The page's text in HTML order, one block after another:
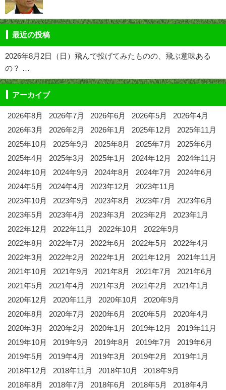
最近の投稿
2026年8月2日（日）飛んで投げてみたものの、飛ぶ意味ある
の？ …
アーカイブ
2026年8月 2026年7月 2026年6月 2026年5月
2026年4月
2026年3月
2026年2月 2026年1月 2025年12月
2025年11月
2025年10月
2025年9月 2025年8月 2025年7月
2025年6月
2025年4月
2025年3月 2025年1月 2024年12月
2024年11月
2024年10月
2024年9月 2024年8月 2024年7月
2024年6月
2024年5月
2024年4月 2023年12月
2023年11月
2023年10月
2023年9月 2023年8月 2023年7月
2023年6月
2023年5月
2023年4月 2023年3月 2023年2月
2023年1月
2022年12月
2022年11月 2022年10月
2022年9月
2022年8月
2022年7月 2022年6月 2022年5月
2022年4月
2022年3月
2022年2月 2022年1月 2021年12月
2021年11月
2021年10月
2021年9月 2021年8月 2021年7月
2021年6月
2021年5月
2021年4月 2021年3月 2021年2月
2021年1月
2020年12月
2020年11月 2020年10月
2020年9月
2020年8月
2020年7月 2020年6月 2020年5月
2020年4月
2020年3月
2020年2月 2020年1月 2019年12月
2019年11月
2019年10月
2019年9月 2019年8月 2019年7月
2019年6月
2019年5月
2019年4月 2019年3月 2019年2月
2019年1月
2018年12月
2018年11月 2018年10月
2018年9月
2018年8月
2018年7月 2018年6月 2018年5月
2018年4月